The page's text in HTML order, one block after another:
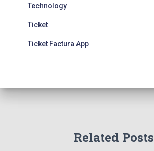
Technology
Ticket
Ticket Factura App
Related Posts